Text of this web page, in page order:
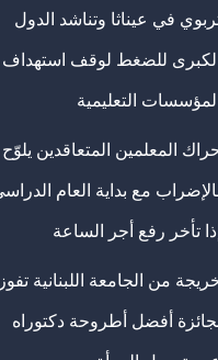
في عيناثا وتناشد الدول
الكبرى للضغط لوقف استهداف
المؤسسات التعليمية
المعلمين المتعاقدين يلوّح
مع بداية العام
إذا تأخر رفع أجر الساعة
من الجامعة اللبنانية تفوز
أفضل أطروحة دكتوراه